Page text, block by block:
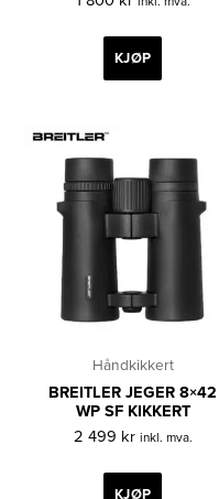
KJØP
Håndkikkert
BREITLER JEGER 8×42
WP SF KIKKERT
2 499 kr inkl. mva.
KJØP